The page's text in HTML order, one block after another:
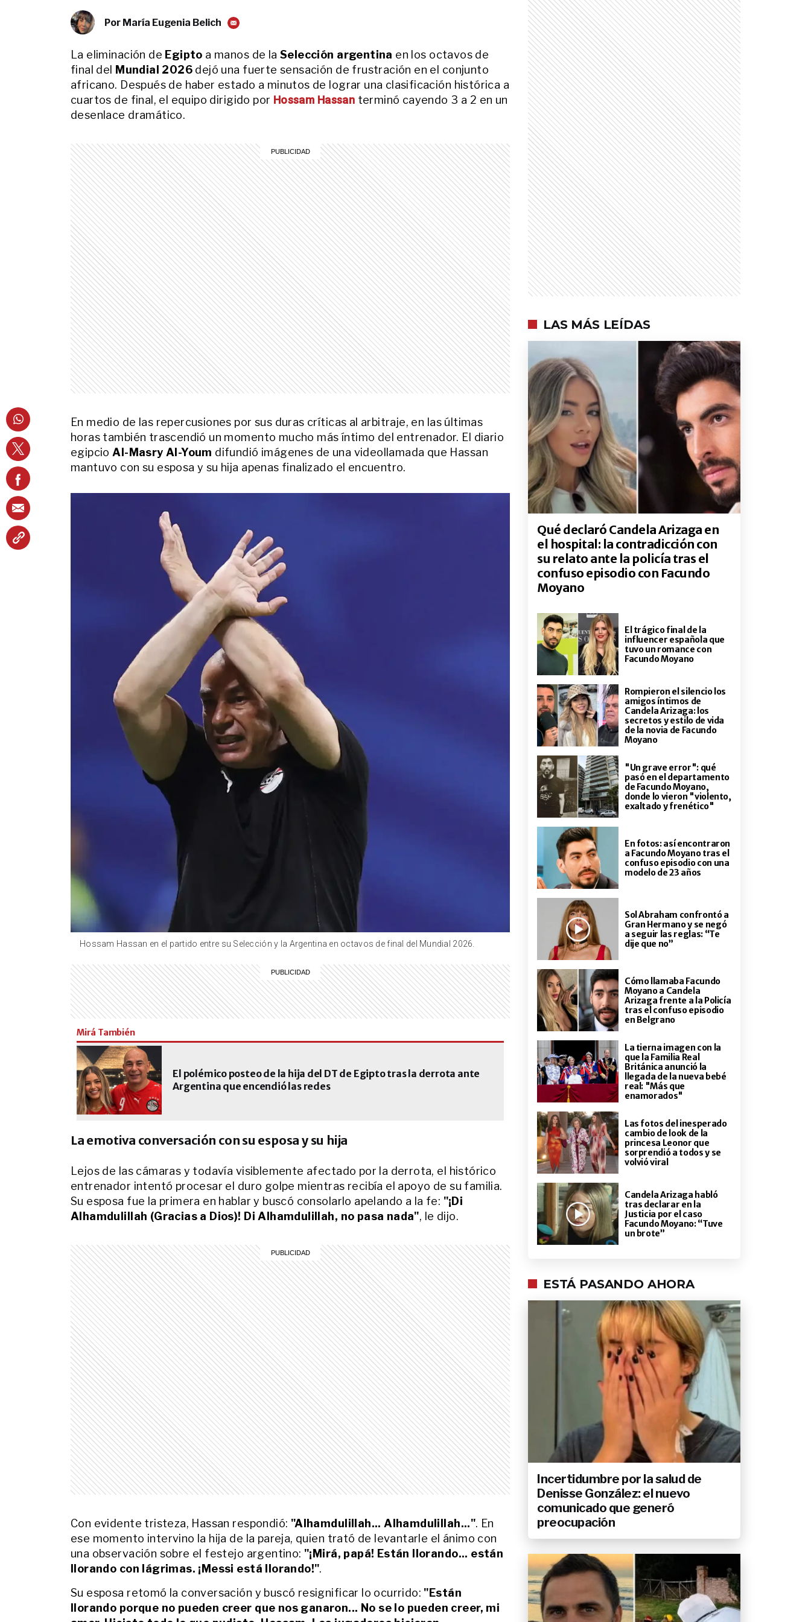
Por María Eugenia Belich
La eliminación de Egipto a manos de la Selección argentina en los octavos de
final del
Mundial 2026 dejó una fuerte sensación de frustración en el conjunto
africano. Después de haber estado a minutos de lograr una clasificación histórica a
cuartos de final, el equipo dirigido por Hossam Hassan terminó cayendo 3 a 2 en un
desenlace dramático.
En medio de las repercusiones por sus duras críticas al arbitraje, en las últimas
horas también trascendió un momento mucho más íntimo del entrenador. El diario
egipcio Al-Masry Al-Youm difundió imágenes de una videollamada que Hassan
mantuvo con su esposa y su hija apenas finalizado el encuentro.
Hossam Hassan en el partido entre su Selección y la Argentina en octavos de final del Mundial 2026.
Mirá También
El polémico posteo de la hija del DT de Egipto tras la derrota ante
Argentina que encendió las redes
La emotiva conversación con su esposa y su hija
Lejos de las cámaras y todavía visiblemente afectado por la derrota, el histórico
entrenador intentó procesar el duro golpe mientras recibía el apoyo de su familia.
Su esposa fue la primera en hablar y buscó consolarlo apelando a la fe: "¡Di
Alhamdulillah (Gracias a Dios)! Di Alhamdulillah, no pasa nada", le dijo.
Con evidente tristeza, Hassan respondió: "Alhamdulillah... Alhamdulillah...". En
ese momento intervino la hija de la pareja, quien trató de levantarle el ánimo con
una observación sobre el festejo argentino: "¡Mirá, papá! Están llorando... están
llorando con lágrimas. ¡Messi está llorando!".
Su esposa retomó la conversación y buscó resignificar lo ocurrido: "Están
llorando porque no pueden creer que nos ganaron... No se lo pueden creer, mi
LAS MÁS LEÍDAS
Qué declaró Candela Arizaga en
el hospital: la contradicción con
su relato ante la policía tras el
confuso episodio con Facundo
Moyano
El trágico final de la
influencer española que
tuvo un romance con
Facundo Moyano
Rompieron el silencio los
amigos íntimos de
Candela Arizaga: los
secretos y estilo de vida
de la novia de Facundo
Moyano
"Un grave error": qué
pasó en el departamento
de Facundo Moyano,
donde lo vieron "violento,
exaltado y frenético"
En fotos: así encontraron
a Facundo Moyano tras el
confuso episodio con una
modelo de 23 años
Sol Abraham confrontó a
Gran Hermano y se negó
a seguir las reglas: “Te
dije que no”
Cómo llamaba Facundo
Moyano a Candela
Arizaga frente a la Policía
tras el confuso episodio
en Belgrano
La tierna imagen con la
que la Familia Real
Británica anunció la
llegada de la nueva bebé
real: "Más que
enamorados"
Las fotos del inesperado
cambio de look de la
princesa Leonor que
sorprendió a todos y se
volvió viral
Candela Arizaga habló
tras declarar en la
Justicia por el caso
Facundo Moyano: “Tuve
un brote”
ESTÁ PASANDO AHORA
Incertidumbre por la salud de
Denisse González: el nuevo
comunicado que generó
preocupación